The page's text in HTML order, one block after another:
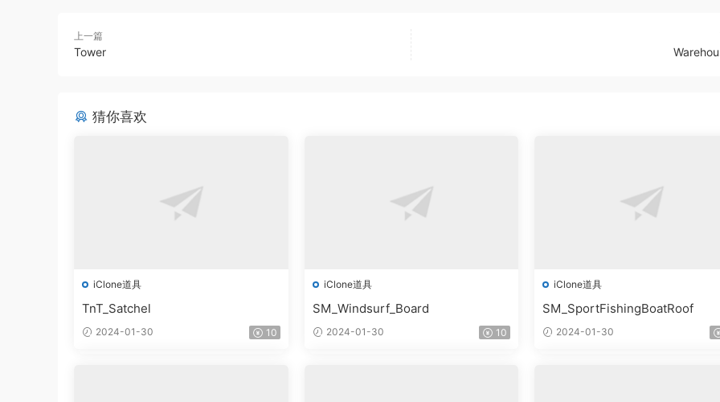
上一篇
Tower
猜你喜欢
iClone道具
TnT_Satchel
2024-01-30 10
iClone道具
SM_Windsurf_Board
2024-01-30 10
iClone道具
SM_SportFishingBoatRoof
2024-01-30